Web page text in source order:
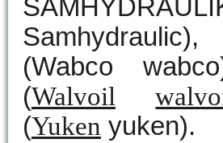
(Wabco
(Walvoil
(Yuken yuken).